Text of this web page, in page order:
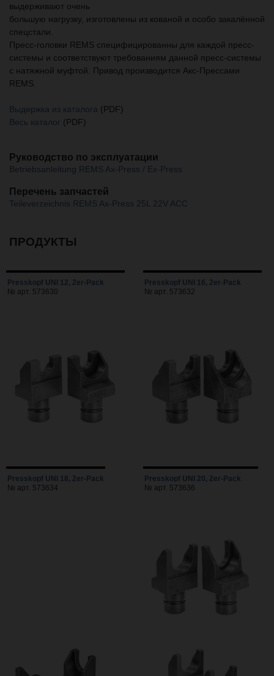
выдерживают очень
большую нагрузку, изготовлены из кованой и особо закалённой
спецстали.
Пресс-головки REMS специфицированны для каждой пресс-
системы и соответствуют требованиям данной пресс-системы
с натяжной муфтой. Привод производится Акс-Прессами
REMS.
Выдержка из каталога (PDF)
Весь каталог (PDF)
Руководство по эксплуатации
Betriebsanleitung REMS Ax-Press / Ex-Press
Перечень запчастей
Teileverzeichnis REMS Ax-Press 25L 22V ACC
ПРОДУКТЫ
Presskopf UNI 12, 2er-Pack
№ арт. 573630
Presskopf UNI 16, 2er-Pack
№ арт. 573632
Presskopf UNI 18, 2er-Pack
№ арт. 573634
Presskopf UNI 20, 2er-Pack
№ арт. 573636